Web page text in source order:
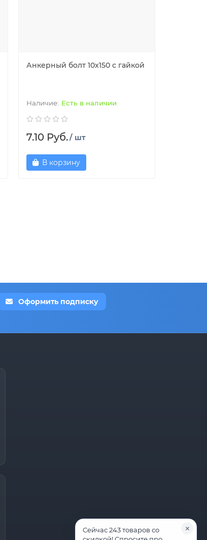
Анкерный болт 10x150 с гайкой
Есть в наличии
7.10 Руб./ шт
В корзину
Оформить подписку
Сейчас 243 товаров со